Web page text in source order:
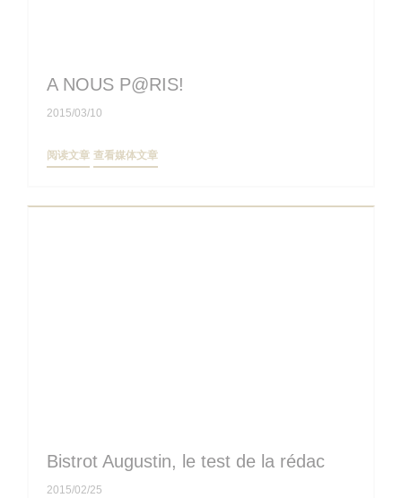
A NOUS P@RIS!
2015/03/10
阅读文章((在新窗口中打开))
查看媒体文章((在新窗口中打开))
Bistrot Augustin, le test de la rédac
2015/02/25